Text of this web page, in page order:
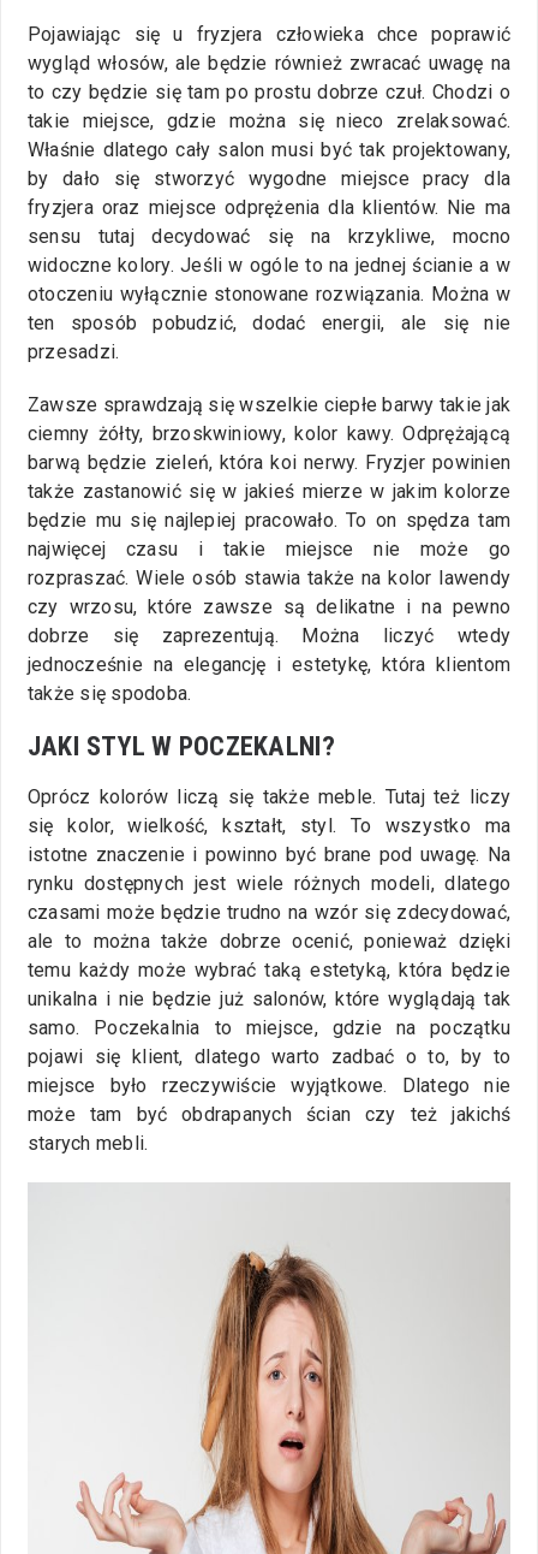
Pojawiając się u fryzjera człowieka chce poprawić
wygląd włosów, ale będzie również zwracać uwagę na
to czy będzie się tam po prostu dobrze czuł. Chodzi o
takie miejsce, gdzie można się nieco zrelaksować.
Właśnie dlatego cały salon musi być tak projektowany,
by dało się stworzyć wygodne miejsce pracy dla
fryzjera oraz miejsce odprężenia dla klientów. Nie ma
sensu tutaj decydować się na krzykliwe, mocno
widoczne kolory. Jeśli w ogóle to na jednej ścianie a w
otoczeniu wyłącznie stonowane rozwiązania. Można w
ten sposób pobudzić, dodać energii, ale się nie
przesadzi.
Zawsze sprawdzają się wszelkie ciepłe barwy takie jak
ciemny żółty, brzoskwiniowy, kolor kawy. Odprężającą
barwą będzie zieleń, która koi nerwy. Fryzjer powinien
także zastanowić się w jakieś mierze w jakim kolorze
będzie mu się najlepiej pracowało. To on spędza tam
najwięcej czasu i takie miejsce nie może go
rozpraszać. Wiele osób stawia także na kolor lawendy
czy wrzosu, które zawsze są delikatne i na pewno
dobrze się zaprezentują. Można liczyć wtedy
jednocześnie na elegancję i estetykę, która klientom
także się spodoba.
JAKI STYL W POCZEKALNI?
Oprócz kolorów liczą się także meble. Tutaj też liczy
się kolor, wielkość, kształt, styl. To wszystko ma
istotne znaczenie i powinno być brane pod uwagę. Na
rynku dostępnych jest wiele różnych modeli, dlatego
czasami może będzie trudno na wzór się zdecydować,
ale to można także dobrze ocenić, ponieważ dzięki
temu każdy może wybrać taką estetyką, która będzie
unikalna i nie będzie już salonów, które wyglądają tak
samo. Poczekalnia to miejsce, gdzie na początku
pojawi się klient, dlatego warto zadbać o to, by to
miejsce było rzeczywiście wyjątkowe. Dlatego nie
może tam być obdrapanych ścian czy też jakichś
starych mebli.